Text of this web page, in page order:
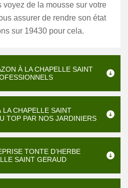
voyez de la mousse sur votre
assurer de rendre son état
sur 19430 pour cela.
À LA CHAPELLE SAINT
LA CHAPELLE SAINT
TOP PAR NOS JARDINIERS
TONTE D’HERBE
SAINT GERAUD